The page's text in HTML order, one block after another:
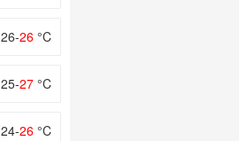
26-26 °C
25-27 °C
24-26 °C